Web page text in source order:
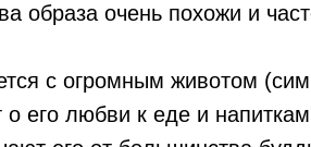
образа очень похожи и
с огромным животом
о его любви к еде и